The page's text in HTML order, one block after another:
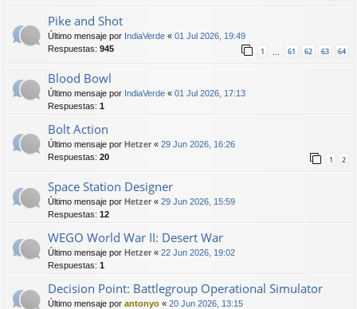
Pike and Shot
Último mensaje por IndiaVerde « 01 Jul 2026, 19:49
Respuestas: 945 1 61 62 63 64
Blood Bowl
Último mensaje por IndiaVerde « 01 Jul 2026, 17:13
Respuestas: 1
Bolt Action
Último mensaje por Hetzer « 29 Jun 2026, 16:26
Respuestas: 20 1 2
Space Station Designer
Último mensaje por Hetzer « 29 Jun 2026, 15:59
Respuestas: 12
WEGO World War II: Desert War
Último mensaje por Hetzer « 22 Jun 2026, 19:02
Respuestas: 1
Decision Point: Battlegroup Operational Simulator
Último mensaje por antonyo « 20 Jun 2026, 13:15